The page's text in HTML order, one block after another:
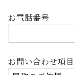
お電話番号
お問い合わせ項目